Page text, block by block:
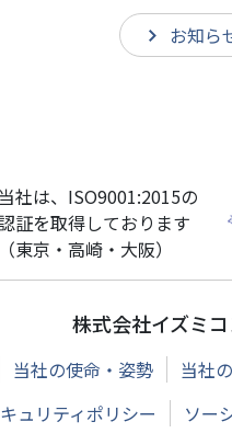
お知ら
当社は、ISO9001:2015の
証を取得しております
（東京・高崎・大阪）
株式会社イズミ
当社の使命・姿勢 当社
ュリティポリシー ソー